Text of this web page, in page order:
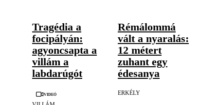
Tragédia a
focipályán:
agyoncsapta a
villám a
labdarúgót
Videó
Rémálommá
vált a nyaralás:
12 métert
zuhant egy
édesanya
ERKÉLY